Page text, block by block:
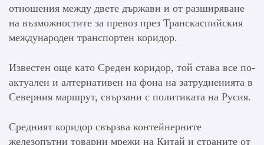
отношения между двете държави и от разширяване
на възможностите за превоз през Транскаспийския
международен транспортен коридор.
Известен още като Среден коридор, той става все по-
актуален и алтернативен на фона на затрудненията в
Северния маршрут, свързани с политиката на Русия.
Средният коридор свързва контейнерните
железопътни товарни мрежи на Китай и страните от